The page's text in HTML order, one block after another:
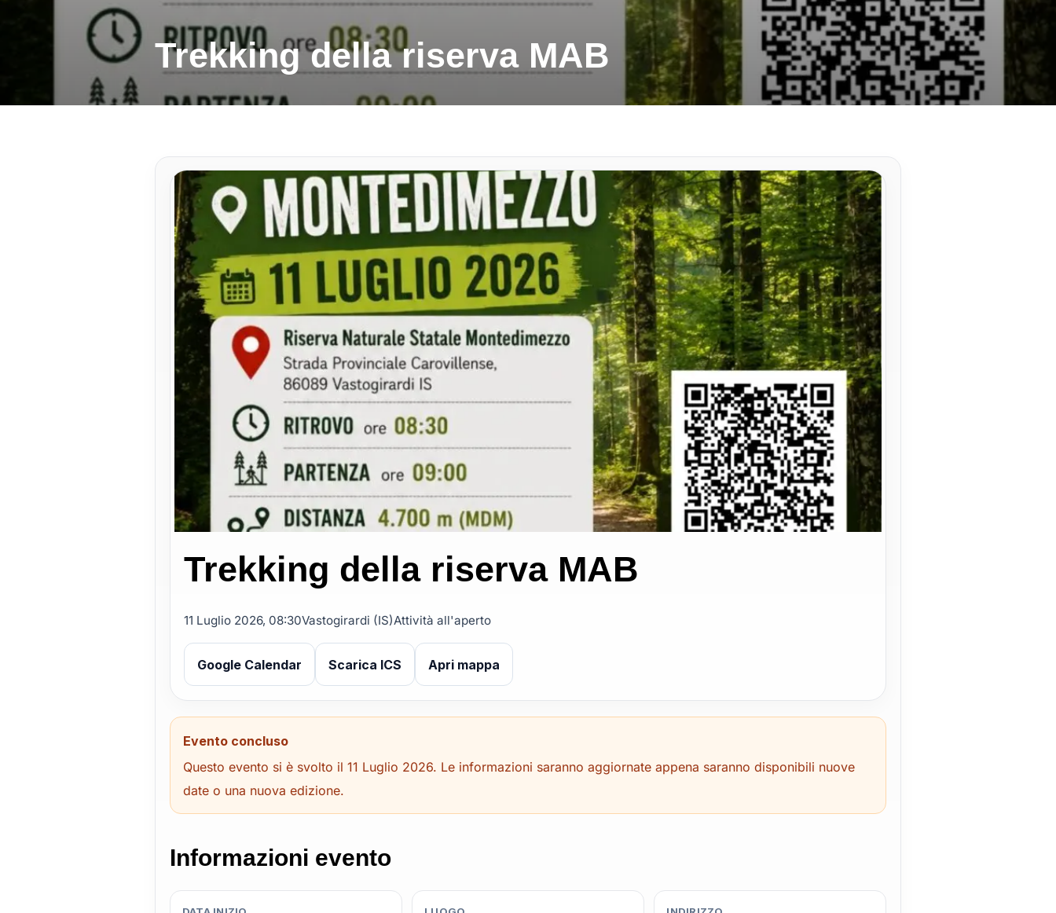
Trekking della riserva MAB
Trekking della riserva MAB
11 Luglio 2026, 08:30Vastogirardi (IS)Attività all'aperto
Google Calendar Scarica ICS Apri mappa
Evento concluso
Questo evento si è svolto il 11 Luglio 2026. Le informazioni saranno aggiornate appena saranno disponibili nuove
date o una nuova edizione.
Informazioni evento